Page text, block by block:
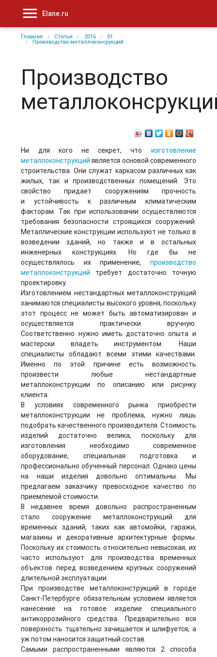
Elane.ru
Главная Статьи 2016 01
Производство металлоконсрукций
Производство
Ни для кого не секрет, что изготовление
металлоконструкций является основой современного
строительства. Они служат каркасом различных как
жилых, так и производственных помещений. Это
свойство придает сооружениям прочность
и устойчивость к различным климатическим
факторам. Так при использовании осуществляются
требования безопасности строящихся сооружений.
Металлические конструкции используют не только в
возведении зданий, но также и в остальных
инженерных конструкциях. Но где бы не
осуществлялось их применение, производство
металлоконструкций требует достаточно точную
проектировку.
Изготовлением нестандартных металлоконструкций
занимаются специалисты высокого уровня, поскольку
этот процесс не может быть автоматизирован и
осуществляется практически вручную.
Соответственно нужно иметь достаточно опыта и
мастерски владеть инструментом. Наши
специалисты обладают всеми этими качествами.
Именно по этой причине есть возможность
произвести любые нестандартные
металлоконструкции по описанию или рисунку
клиента.
В условиях современного рынка приобрести
металлоконструкции не проблема, нужно лишь
подобрать качественного производителя. Стоимость
изделий достаточно велика, поскольку для
изготовления необходимо современное
оборудование, специальная подготовка и
профессионально обученный персонал. Однако цены
на наши изделия довольно оптимальны. Мы
предлагаем заказчику превосходное качество по
приемлемой стоимости.
В недавнее время довольно распространенным
стало сооружение металлоконструкций для
временных зданий, таких как автомойки, гаражи,
магазины и декоративные архитектурные формы.
Поскольку их стоимость относительно невысокая, их
часто используют для производства временных
объектов перед возведением крупных сооружений
длительной эксплуатации.
При производстве металлоконструкций в городе
Санкт-Петербурге обязательным условием является
нанесение на готовое изделие специального
антикоррозийного средства. Предварительно вся
поверхность тщательно зачищается и шлифуется, а
уж потом наносится защитный состав.
Самыми распространенными являются 2 способа